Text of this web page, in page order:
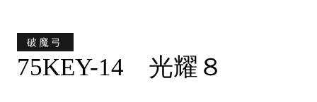
破魔弓
75KEY-14 光耀８